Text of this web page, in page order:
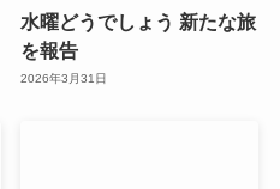
水曜どうでしょう 新たな旅
を報告
2026年3月31日